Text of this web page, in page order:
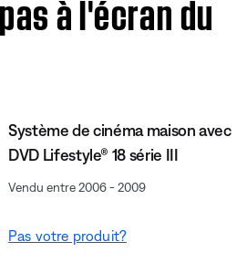
à l'écran du
Système de cinéma maison avec
DVD Lifestyle® 18 série III
Vendu entre 2006 - 2009
Pas votre produit?